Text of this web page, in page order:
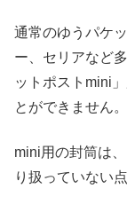
通常のゆうパケ
ー、セリアなど
ットポストmini
とができません。
mini用の封筒は
り扱っていない